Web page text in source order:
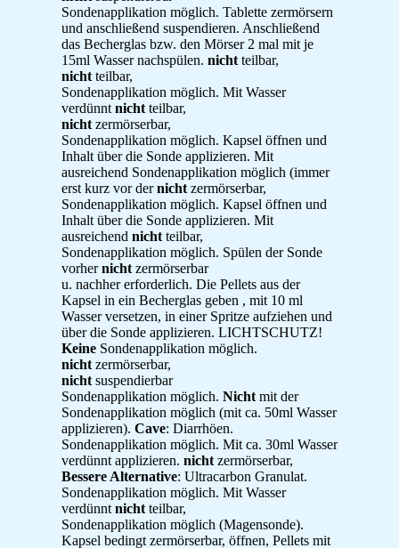
Sondenapplikation möglich. Tablette zermörsern
und anschließend suspendieren. Anschließend
das Becherglas bzw. den Mörser 2 mal mit je
15ml Wasser nachspülen. nicht teilbar,
nicht teilbar,
Sondenapplikation möglich. Mit Wasser
verdünnt nicht teilbar,
nicht zermörserbar,
Sondenapplikation möglich. Kapsel öffnen und
Inhalt über die Sonde applizieren. Mit
ausreichend Sondenapplikation möglich (immer
erst kurz vor dernicht zermörserbar,
Sondenapplikation möglich. Kapsel öffnen und
Inhalt über die Sonde applizieren. Mit
ausreichend nicht teilbar,
Sondenapplikation möglich. Spülen der Sonde
vorhernicht zermörserbar
u. nachher erforderlich. Die Pellets aus der
Kapsel in ein Becherglas geben , mit 10 ml
Wasser versetzen, in einer Spritze aufziehen und
über die Sonde applizieren. LICHTSCHUTZ!
Keine Sondenapplikation möglich.
nicht zermörserbar,
nicht suspendierbar
Sondenapplikation möglich. Nicht mit der
Sondenapplikation möglich (mit ca. 50ml Wasser
applizieren). Cave: Diarrhöen.
Sondenapplikation möglich. Mit ca. 30ml Wasser
verdünnt applizieren. nicht zermörserbar,
Bessere Alternative: Ultracarbon Granulat.
Sondenapplikation möglich. Mit Wasser
verdünnt nicht teilbar,
Sondenapplikation möglich (Magensonde).
Kapsel bedingt zermörserbar, öffnen, Pellets mit